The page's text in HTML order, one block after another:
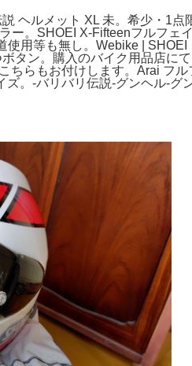
ヘルメット XL 未。希少・1
ー。SHOEI X-Fifteenフルフ
用等も無し。Webike |
タン。購入のバイク用品店
ちらもお付けします。Arai
。-バリバリ伝説-グンヘル-